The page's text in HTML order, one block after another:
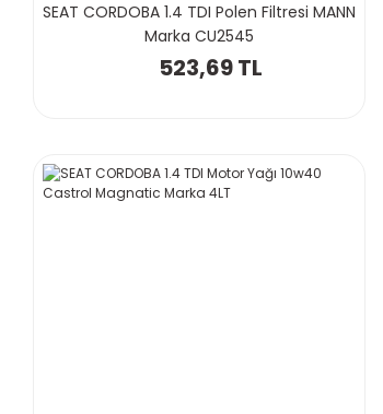
SEAT CORDOBA 1.4 TDI Polen Filtresi MANN
Marka CU2545
523,69 TL